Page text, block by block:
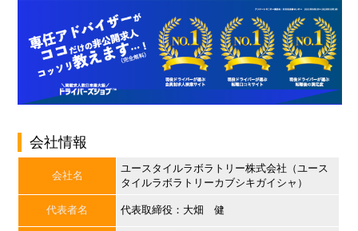
会社情報
会社名
ユースタイルラボラトリー株式会社（ユース
タイルラボラトリーカブシキガイシャ）
代表者名 代表取締役：大畑 健